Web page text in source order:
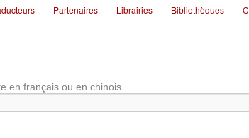
Partenaires Librairies Bibliothèques
en français ou en chinois